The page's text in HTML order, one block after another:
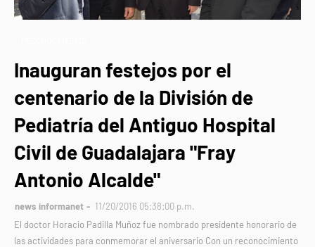
Inauguran festejos por el
centenario de la División de
Pediatría del Antiguo Hospital
Civil de Guadalajara "Fray
Antonio Alcalde"
news informanet
11/20/2016 05:38:00 p.m.
El doctor Horacio Padilla Muñoz fue nombrado presidente honorario de
las actividades para conmemorar el aniversario Con un reconocimiento